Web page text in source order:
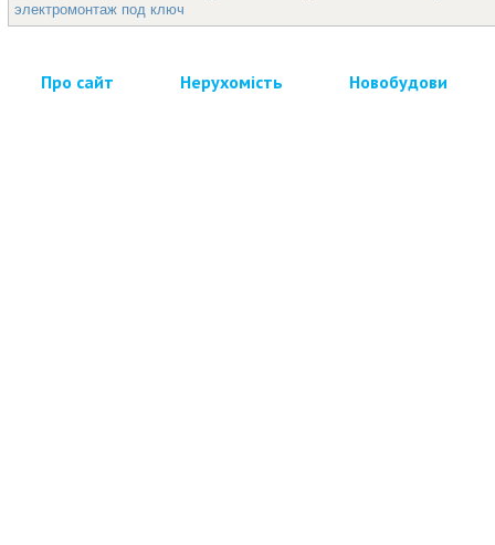
электромонтаж под ключ
Про сайт Нерухомість Новобудови